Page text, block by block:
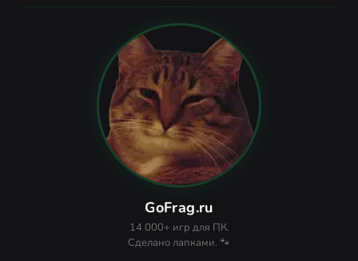
GoFrag.ru
14 000+ игр для ПК.
Сделано лапками. 🐾